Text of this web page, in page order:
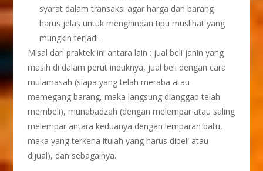
syarat dalam transaksi agar harga dan barang
harus jelas untuk menghindari tipu muslihat yang
mungkin terjadi.
Misal dari praktek ini antara lain : jual beli janin yang
masih di dalam perut induknya, jual beli dengan cara
mulamasah (siapa yang telah meraba atau
memegang barang, maka langsung dianggap telah
membeli), munabadzah (dengan melempar atau saling
melempar antara keduanya dengan lemparan batu,
maka yang terkena itulah yang harus dibeli atau
dijual), dan sebagainya.